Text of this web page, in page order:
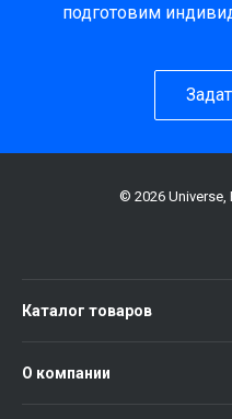
подготовим
© 2026
Каталог товаров
О компании